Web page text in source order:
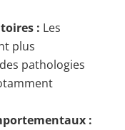
: Les
plus
pathologies
: